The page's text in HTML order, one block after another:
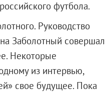
футбола.
Руководство
Заболотный совершал
Некоторые
из интервью,
свое будущее. Пока